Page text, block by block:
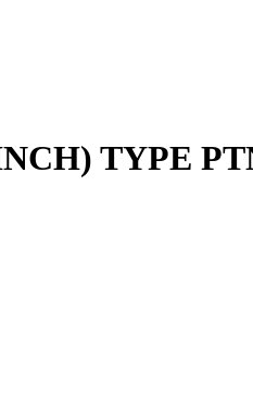
TYPE